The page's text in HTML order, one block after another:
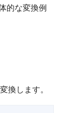
的な変換例
換します。